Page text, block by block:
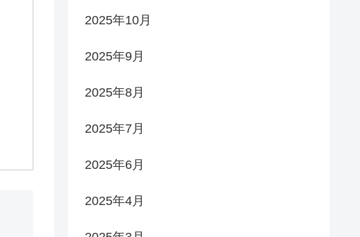
2025年10月
2025年9月
2025年8月
2025年7月
2025年6月
2025年4月